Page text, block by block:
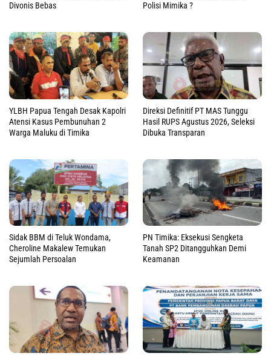
Divonis Bebas
Polisi Mimika ?
YLBH Papua Tengah Desak Kapolri
Atensi Kasus Pembunuhan 2
Warga Maluku di Timika
Direksi Definitif PT MAS Tunggu
Hasil RUPS Agustus 2026, Seleksi
Dibuka Transparan
Sidak BBM di Teluk Wondama,
Cheroline Makalew Temukan
Sejumlah Persoalan
PN Timika: Eksekusi Sengketa
Tanah SP2 Ditangguhkan Demi
Keamanan